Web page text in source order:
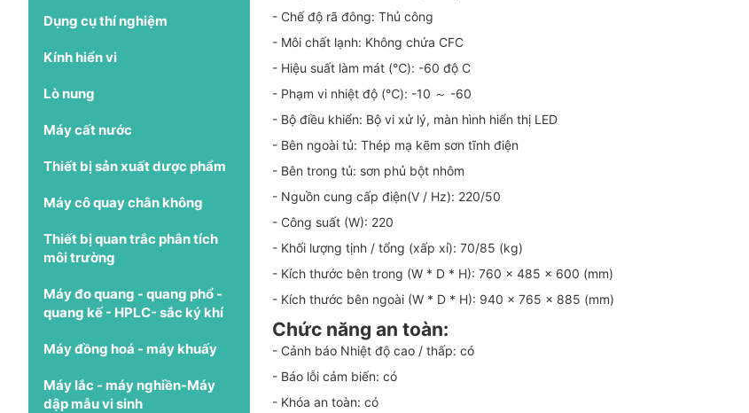
Dụng cụ thí nghiệm
Kính hiển vi
Lò nung
Máy cất nước
Thiết bị sản xuất dược phẩm
Máy cô quay chân không
Thiết bị quan trắc phân tích
môi trường
Máy đo quang - quang phổ -
quang kế - HPLC- sắc ký khí
Máy đồng hoá - máy khuấy
Máy lắc - máy nghiền-Máy
dập mẫu vi sinh
- Chế độ rã đông: Thủ công
- Môi chất lạnh: Không chứa CFC
- Hiệu suất làm mát (℃): -60 độ C
- Phạm vi nhiệt độ (℃): -10 ～ -60
- Bộ điều khiển: Bộ vi xử lý, màn hình hiển thị LED
- Bên ngoài tủ: Thép mạ kẽm sơn tĩnh điện
- Bên trong tủ: sơn phủ bột nhôm
- Nguồn cung cấp điện(V / Hz): 220/50
- Công suất (W): 220
- Khối lượng tịnh / tổng (xấp xỉ): 70/85 (kg)
- Kích thước bên trong (W * D * H): 760 × 485 × 600 (mm)
- Kích thước bên ngoài (W * D * H): 940 × 765 × 885 (mm)
Chức năng an toàn:
- Cảnh báo Nhiệt độ cao / thấp: có
- Báo lỗi cảm biến: có
- Khóa an toàn: có